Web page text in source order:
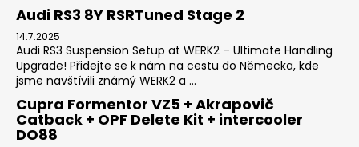
Audi RS3 8Y RSRTuned Stage 2
14.7.2025
Audi RS3 Suspension Setup at WERK2 – Ultimate Handling
Upgrade! Přidejte se k nám na cestu do Německa, kde
jsme navštívili známý WERK2 a ...
Cupra Formentor VZ5 + Akrapovič
Catback + OPF Delete Kit + intercooler
DO88